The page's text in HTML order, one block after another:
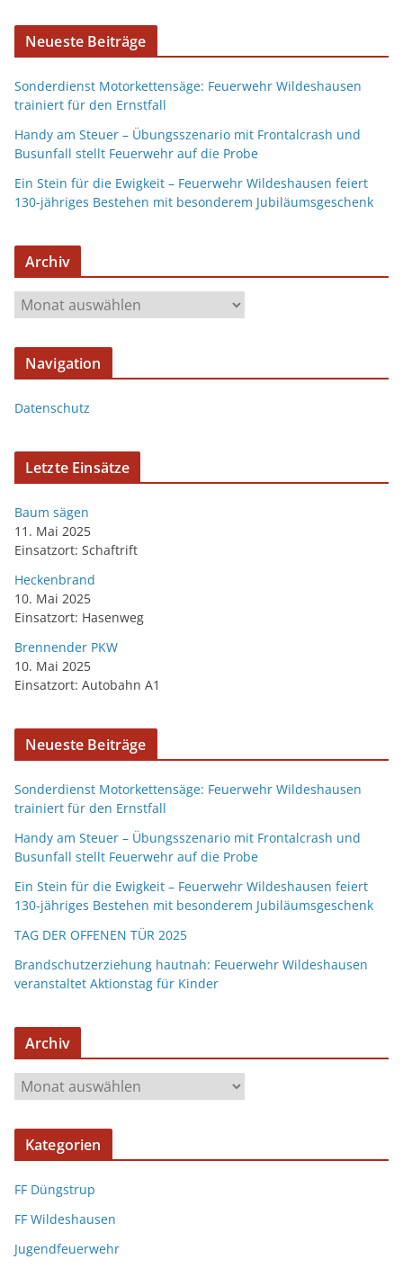
Neueste Beiträge
Sonderdienst Motorkettensäge: Feuerwehr Wildeshausen
trainiert für den Ernstfall
Handy am Steuer – Übungsszenario mit Frontalcrash und
Busunfall stellt Feuerwehr auf die Probe
Ein Stein für die Ewigkeit – Feuerwehr Wildeshausen feiert
130-jähriges Bestehen mit besonderem Jubiläumsgeschenk
Archiv
Navigation
Datenschutz
Letzte Einsätze
Baum sägen
11. Mai 2025
Einsatzort: Schaftrift
Heckenbrand
10. Mai 2025
Einsatzort: Hasenweg
Brennender PKW
10. Mai 2025
Einsatzort: Autobahn A1
Neueste Beiträge
Sonderdienst Motorkettensäge: Feuerwehr Wildeshausen
trainiert für den Ernstfall
Handy am Steuer – Übungsszenario mit Frontalcrash und
Busunfall stellt Feuerwehr auf die Probe
Ein Stein für die Ewigkeit – Feuerwehr Wildeshausen feiert
130-jähriges Bestehen mit besonderem Jubiläumsgeschenk
TAG DER OFFENEN TÜR 2025
Brandschutzerziehung hautnah: Feuerwehr Wildeshausen
veranstaltet Aktionstag für Kinder
Archiv
Kategorien
FF Düngstrup
FF Wildeshausen
Jugendfeuerwehr